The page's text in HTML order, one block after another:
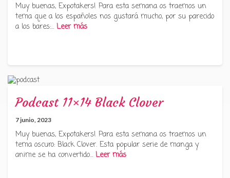
Muy buenas, Expotakers! Para esta semana os traemos un
tema que a los españoles nos gustará mucho, por su parecido
a los bares:… Leer más
Podcast 11×14 Black Clover
7 junio, 2023
Muy buenas, Expotakers! Para esta semana os traemos un
tema oscuro: Black Clover. Esta popular serie de manga y
anime se ha convertido… Leer más